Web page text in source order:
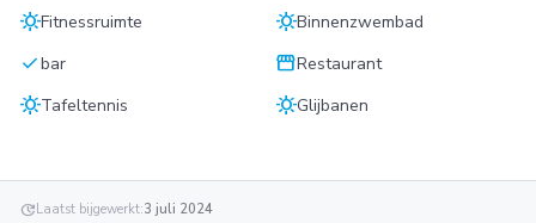
sunnyFitnessruimte sunnyBinnenzwembad
checkbar storefrontRestaurant
sunnyTafeltennis sunnyGlijbanen
update Laatst bijgewerkt:3 juli 2024